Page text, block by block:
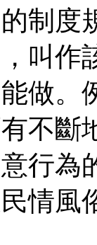
度
叫作
做。
不斷
行為
情風